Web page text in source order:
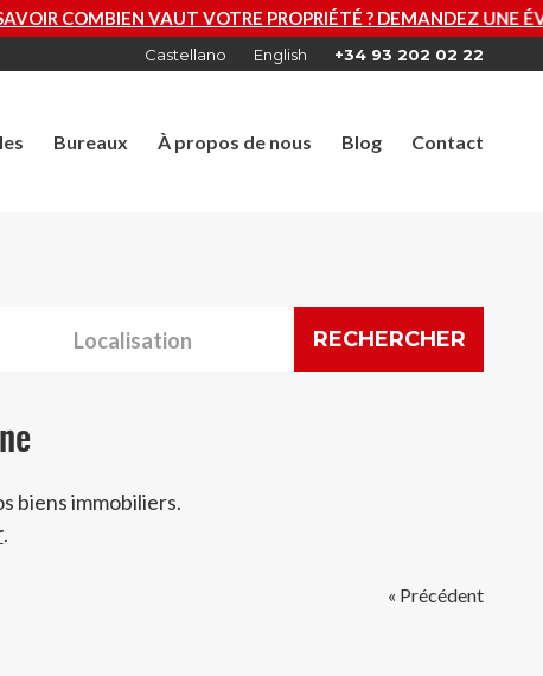
? DEMANDEZ UNE ÉVALUATION GRATUITE
Castellano English +34 93 202 02 22
Bureaux À propos de nous Blog Contact
RECHERCHER
biens immobiliers.
.
« Précédent